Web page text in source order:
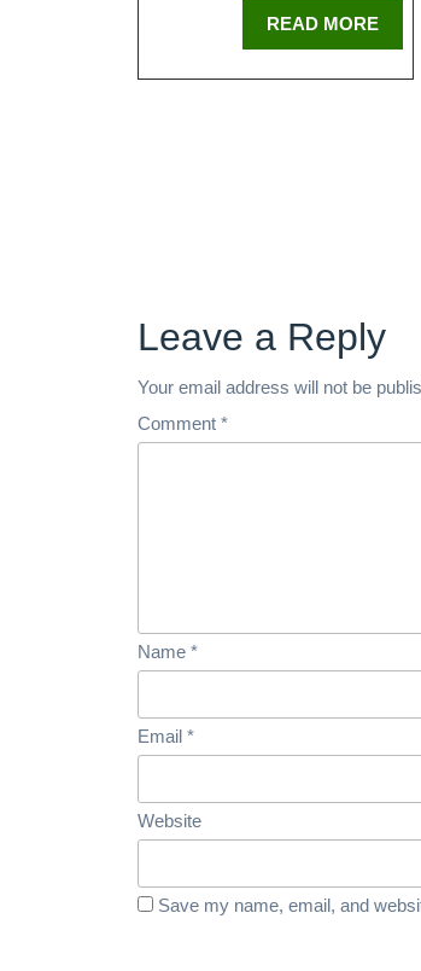
READ MORE
Leave a Reply
Your email address will not be
Comment *
Name *
Email *
Website
Save my name, email, and